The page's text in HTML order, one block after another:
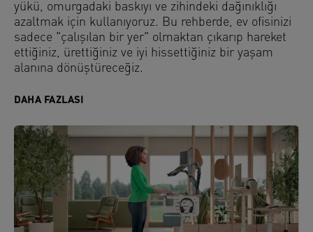
yükü, omurgadaki baskıyı ve zihindeki dağınıklığı
azaltmak için kullanıyoruz. Bu rehberde, ev ofisinizi
sadece "çalışılan bir yer" olmaktan çıkarıp hareket
ettiğiniz, ürettiğiniz ve iyi hissettiğiniz bir yaşam
alanına dönüştüreceğiz.
DAHA FAZLASI